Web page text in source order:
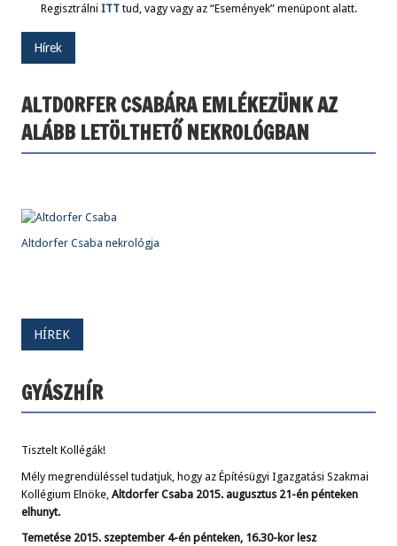
Regisztrálni ITT tud, vagy vagy az “Események” menüpont alatt.
Hírek
ALTDORFER CSABÁRA EMLÉKEZÜNK AZ
ALÁBB LETÖLTHETŐ NEKROLÓGBAN
Altdorfer Csaba nekrológja
HÍREK
GYÁSZHÍR
Tisztelt Kollégák!
Mély megrendüléssel tudatjuk, hogy az Építésügyi Igazgatási Szakmai
Kollégium Elnöke, Altdorfer Csaba 2015. augusztus 21-én pénteken
elhunyt.
Temetése 2015. szeptember 4-én pénteken, 16.30-kor lesz